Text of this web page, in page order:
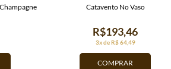
COMPRAR
3x de R$ 64,49
R$193,46
Catavento No Vaso